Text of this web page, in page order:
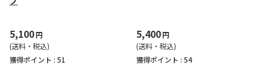
5,100円
(送料・税込)
獲得ポイント : 51
5,400円
(送料・税込)
獲得ポイント : 54